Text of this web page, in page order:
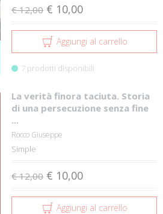
€ 12,00 € 10,00
Aggiungi al carrello
7 prodotti disponibili
La verità finora taciuta. Storia
di una persecuzione senza fine
...
Rocco Giuseppe
Simple
€ 12,00 € 10,00
Aggiungi al carrello